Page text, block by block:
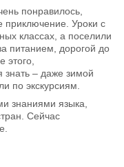
понравилось,
приключение. Уроки с
классах, а поселили
питанием, дорогой до
знать – даже зимой
по экскурсиям.
знаниями языка,
Сейчас